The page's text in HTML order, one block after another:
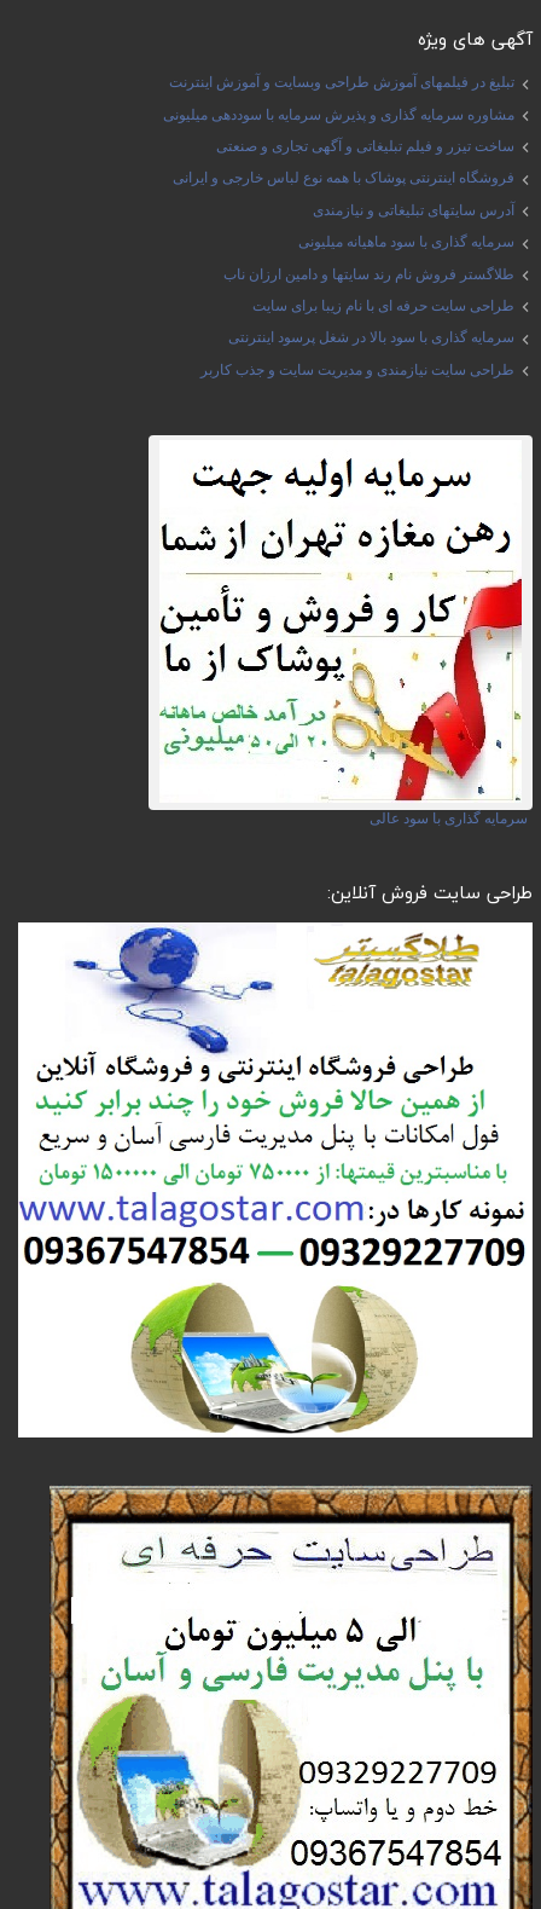
آگهی های ویژه
تبلیغ در فیلمهای آموزش طراحی وبسایت و آموزش اینترنت
مشاوره سرمایه گذاری و پذیرش سرمایه با سوددهی میلیونی
ساخت تیزر و فیلم تبلیغاتی و آگهی تجاری و صنعتی
فروشگاه اینترنتی پوشاک با همه نوع لباس خارجی و ایرانی
آدرس سایتهای تبلیغاتی و نیازمندی
سرمایه گذاری با سود ماهیانه میلیونی
طلاگستر فروش نام رند سایتها و دامین ارزان ناب
طراحی سایت حرفه ای با نام زیبا برای سایت
سرمایه گذاری با سود بالا در شغل پرسود اینترنتی
طراحی سایت نیازمندی و مدیریت سایت و جذب کاربر
سرمایه گذاری با سود عالی
طراحی سایت فروش آنلاین: